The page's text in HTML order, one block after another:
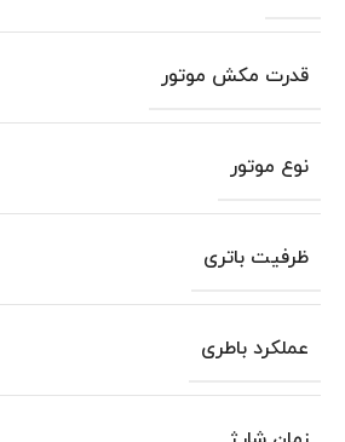
قدرت مکش موتور
نوع موتور
ظرفیت باتری
عملکرد باطری